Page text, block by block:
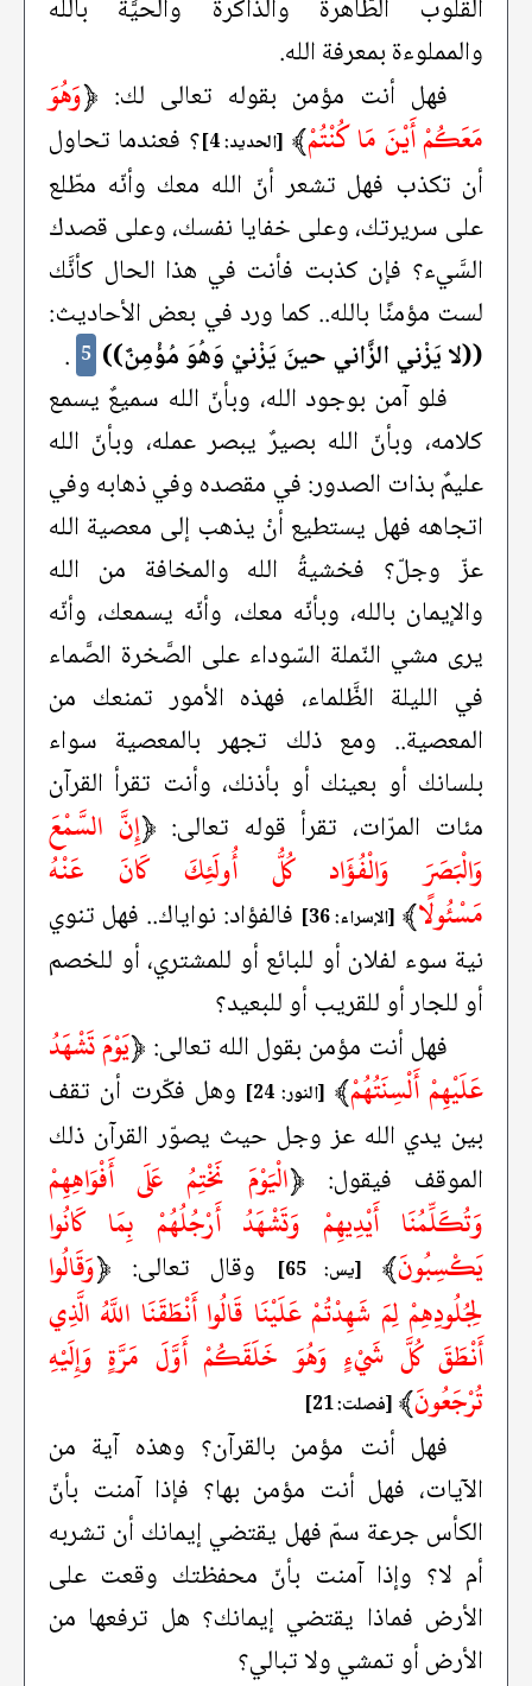
القلوب الطَّاهرة والذَّاكرة والحيَّة بالله
والمملوءة بمعرفة الله.
فهل أنت مؤمن بقوله تعالى لك: ﴿وَهُوَ
مَعَكُمْ أَيْنَ مَا كُنْتُمْ﴾ [الحديد: 4]
؟ فعندما تحاول
أن تكذب فهل تشعر أنّ الله معك وأنّه مطّلع
على سريرتك، وعلى خفايا نفسك، وعلى قصدك
السَّيء؟ فإن كذبت فأنت في هذا الحال كأنَّك
لست مؤمنًا بالله.. كما ورد في بعض الأحاديث:
((لا يَزْني الزَّاني حينَ يَزْنيْ وَهُوَ مُؤْمِنٌ)) 5
.
فلو آمن بوجود الله، وبأنّ الله سميعٌ يسمع
كلامه، وبأنّ الله بصيرٌ يبصر عمله، وبأنّ الله
عليمٌ بذات الصدور: في مقصده وفي ذهابه وفي
اتجاهه فهل يستطيع أنْ يذهب إلى معصية الله
عزّ وجلّ؟ فخشيةُ الله والمخافة من الله
والإيمان بالله، وبأنّه معك، وأنّه يسمعك، وأنّه
يرى مشي النّملة السّوداء على الصَّخرة الصَّماء
في الليلة الظَّلماء، فهذه الأمور تمنعك من
المعصية.. ومع ذلك تجهر بالمعصية سواء
بلسانك أو بعينك أو بأذنك، وأنت تقرأ القرآن
مئات المرّات، تقرأ قوله تعالى: ﴿إِنَّ السَّمْعَ
وَالْبَصَرَ وَالْفُؤَاد كُلُّ أُولَئِكَ كَانَ عَنْهُ
مَسْئُولًا﴾ [الإسراء: 36]
فالفؤاد: نواياك.. فهل تنوي
نية سوء لفلان أو للبائع أو للمشتري، أو للخصم
أو للجار أو للقريب أو للبعيد؟
فهل أنت مؤمن بقول الله تعالى: ﴿يَوْمَ تَشْهَدُ
عَلَيْهِمْ أَلْسِنَتُهُمْ﴾ [النور: 24]
وهل فكّرت أن تقف
بين يدي الله عز وجل حيث يصوّر القرآن ذلك
الموقف فيقول: ﴿الْيَوْمَ نَخْتِمُ عَلَى أَفْوَاهِهِمْ
وَتُكَلِّمُنَا أَيْدِيهِمْ وَتَشْهَدُ أَرْجُلُهُمْ بِمَا كَانُوا
يَكْسِبُونَ﴾ [يس: 65] وقال تعالى: ﴿وَقَالُوا
لِجُلُودِهِمْ لِمَ شَهِدْتُمْ عَلَيْنَا قَالُوا أَنْطَقَنَا اللَّهُ الَّذِي
أَنْطَقَ كُلَّ شَيْءٍ وَهُوَ خَلَقَكُمْ أَوَّلَ مَرَّةٍ وَإِلَيْهِ
تُرْجَعُونَ﴾ [فصلت: 21]
فهل أنت مؤمن بالقرآن؟ وهذه آية من
الآيات، فهل أنت مؤمن بها؟ فإذا آمنت بأنّ
الكأس جرعة سمّ فهل يقتضي إيمانك أن تشربه
أم لا؟ وإذا آمنت بأنّ محفظتك وقعت على
الأرض فماذا يقتضي إيمانك؟ هل ترفعها من
الأرض أو تمشي ولا تبالي؟